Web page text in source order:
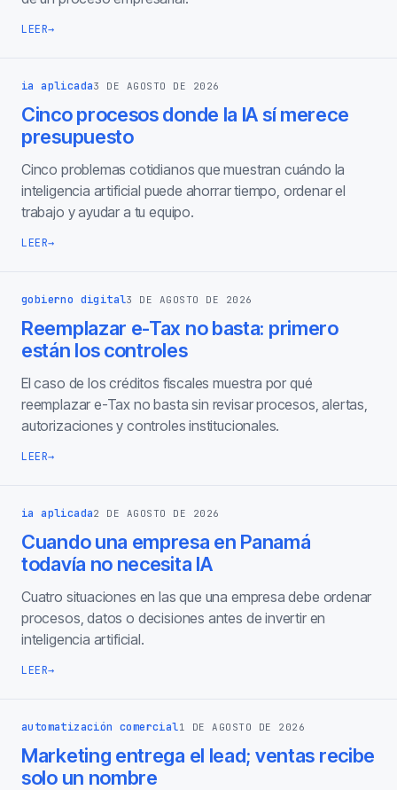
LEER→
ia aplicada3 DE AGOSTO DE 2026
Cinco procesos donde la IA sí merece
presupuesto
Cinco problemas cotidianos que muestran cuándo la
inteligencia artificial puede ahorrar tiempo, ordenar el
trabajo y ayudar a tu equipo.
LEER→
gobierno digital3 DE AGOSTO DE 2026
Reemplazar e-Tax no basta: primero
están los controles
El caso de los créditos fiscales muestra por qué
reemplazar e-Tax no basta sin revisar procesos, alertas,
autorizaciones y controles institucionales.
LEER→
ia aplicada2 DE AGOSTO DE 2026
Cuando una empresa en Panamá
todavía no necesita IA
Cuatro situaciones en las que una empresa debe ordenar
procesos, datos o decisiones antes de invertir en
inteligencia artificial.
LEER→
automatización comercial1 DE AGOSTO DE 2026
Marketing entrega el lead; ventas recibe
solo un nombre